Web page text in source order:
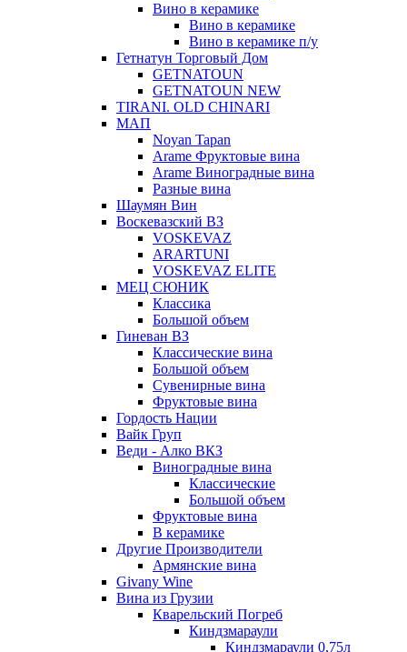
Вино в керамике
Вино в керамике
Вино в керамике п/у
Гетнатун Торговый Дом
GETNATOUN
GETNATOUN NEW
TIRANI. OLD CHINARI
МАП
Noyan Tapan
Arame Фруктовые вина
Arame Виноградные вина
Разные вина
Шаумян Вин
Воскевазский ВЗ
VOSKEVAZ
ARARTUNI
VOSKEVAZ ELITE
МЕЦ СЮНИК
Классика
Большой объем
Гиневан ВЗ
Классические вина
Большой объем
Сувенирные вина
Фруктовые вина
Гордость Нации
Вайк Груп
Веди - Алко ВКЗ
Виноградные вина
Классические
Большой объем
Фруктовые вина
В керамике
Другие Производители
Армянские вина
Givany Wine
Вина из Грузии
Кварельский Погреб
Киндзмараули
Киндзмараули 0,75л